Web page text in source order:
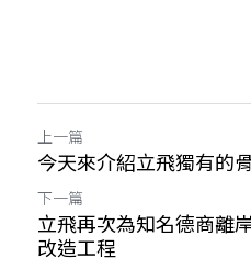
上一篇
今天來介紹立飛獨有的
下一篇
立飛再次為知名德商離
改造工程